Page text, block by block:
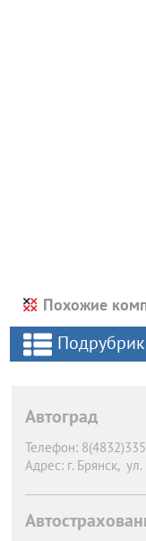
Похожие
Aвтоград
Телефон:
Адрес: г. Брянск,